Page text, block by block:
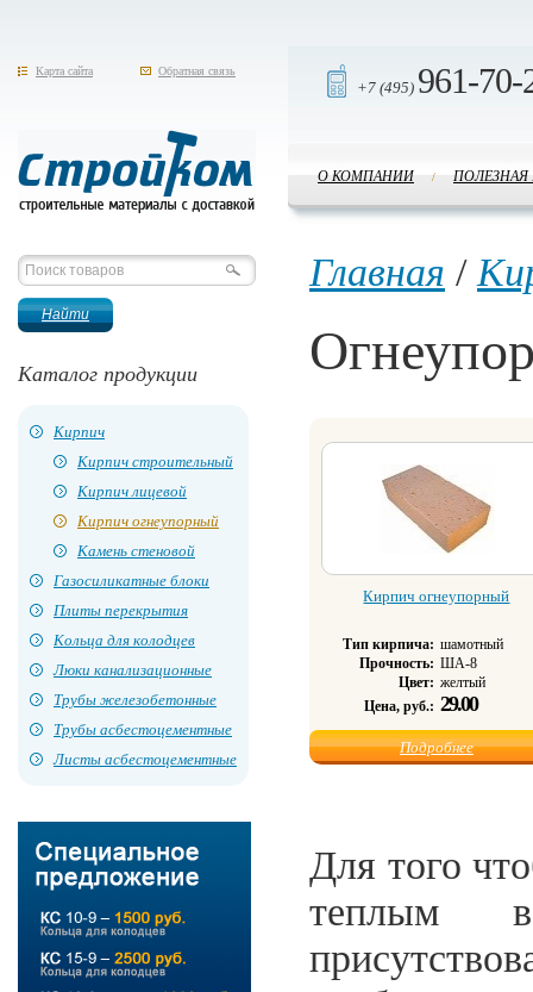
Карта сайта Обратная связь
+7 (495) 961-70-
О КОМПАНИИ /
Каталог продукции
Кирпич
Кирпич строительный
Кирпич лицевой
Кирпич огнеупорный
Камень стеновой
Газосиликатные блоки
Плиты перекрытия
Кольца для колодцев
Люки канализационные
Трубы железобетонные
Трубы асбестоцементные
Листы асбестоцементные
Главная /
Кирпич огнеупорный
Тип кирпича: шамотный
Прочность: ША-8
Цвет: желтый
Цена, руб.: 29.00
Подробнее
Для того
теплым